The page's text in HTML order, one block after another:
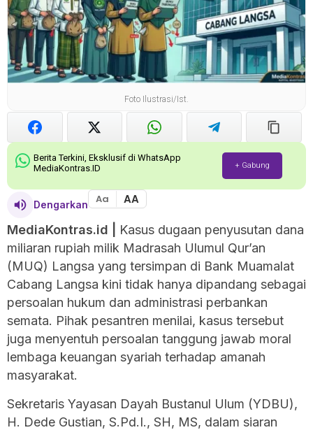
Foto Ilustrasi/ist.
Berita Terkini, Eksklusif di WhatsApp
MediaKontras.ID
+ Gabung
Dengarkan Aa AA
MediaKontras.id
Kasus dugaan penyusutan dana
miliaran rupiah milik Madrasah Ulumul Qur’an
(MUQ) Langsa yang tersimpan di Bank Muamalat
Cabang Langsa kini tidak hanya dipandang sebagai
persoalan hukum dan administrasi perbankan
semata. Pihak pesantren menilai, kasus tersebut
juga menyentuh persoalan tanggung jawab moral
lembaga keuangan syariah terhadap amanah
masyarakat.
Sekretaris Yayasan Dayah Bustanul Ulum (YDBU),
H. Dede Gustian, S.Pd.I., SH, MS, dalam siaran